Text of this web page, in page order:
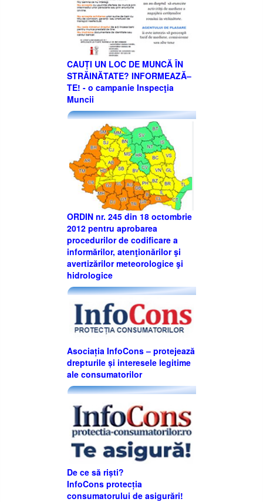
CAUȚI UN LOC DE MUNCĂ ÎN
STRĂINĂTATE? INFORMEAZĂ–
TE! - o campanie Inspecţia
Muncii
ORDIN nr. 245 din 18 octombrie
2012 pentru aprobarea
procedurilor de codificare a
informărilor, atenţionărilor şi
avertizărilor meteorologice şi
hidrologice
Asociația InfoCons – protejează
drepturile și interesele legitime
ale consumatorilor
De ce să riști?
InfoCons protecția
consumatorului de asigurări!